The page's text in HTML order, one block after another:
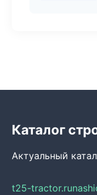
Каталог
Актуальный
t25-tractor.ru